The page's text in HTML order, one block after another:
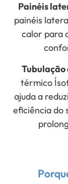
Painéis
painéis
calor para
térmico
ajuda a
eficiência do